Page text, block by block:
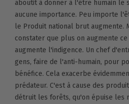
aboutit à donner à l'être humain le
aucune importance. Peu importe
le Produit national brut augmente.
constater que plus on augmente
augmente l'indigence. Un chef
gens, faire de l'anti-humain, pour
bénéfice. Cela exacerbe
prédateur. C'est à cause des
détruit les forêts, qu'on épuise les